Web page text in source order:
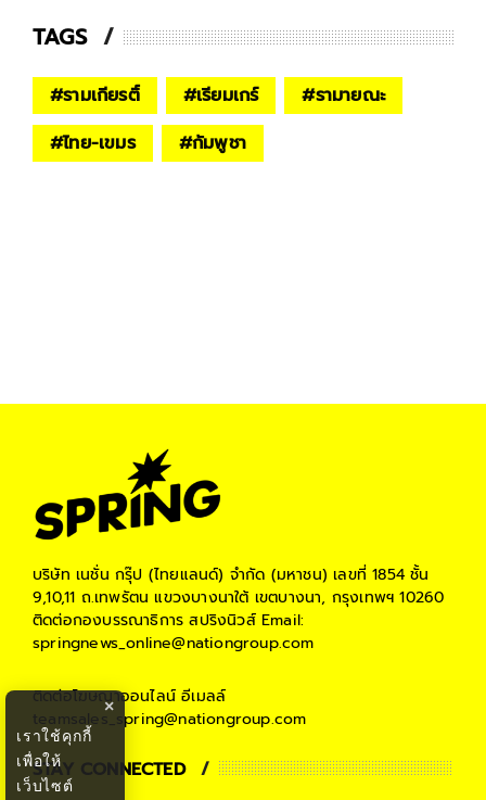
TAGS
#รามเกียรติ์ #เรียมเกร์ #รามายณะ
#ไทย-เขมร #กัมพูชา
บริษัท เนชั่น กรุ๊ป (ไทยแลนด์) จำกัด (มหาชน) เลขที่ 1854 ชั้น
9,10,11 ถ.เทพรัตน แขวงบางนาใต้ เขตบางนา, กรุงเทพฯ 10260
ติดต่อกองบรรณาธิการ สปริงนิวส์Email:
springnews_online@nationgroup.com
ติดต่อโฆษณาออนไลน์ อีเมลล์
teamsales_spring@nationgroup.com
STAY CONNECTED
×
เราใช้คุกกี้
เพื่อให้
เว็บไซต์